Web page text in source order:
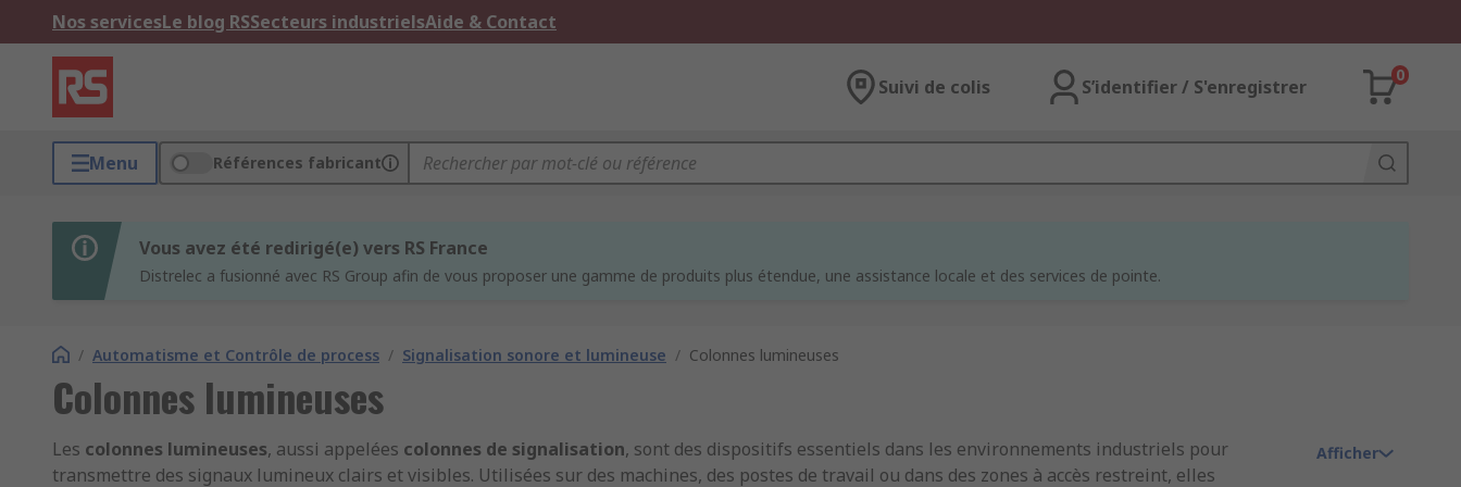
Nos servicesLe blog RSSecteurs industrielsAide & Contact
Suivi de colis S’identifier / S'enregistrer
0
Menu Références fabricant
Vous avez été redirigé(e) vers RS France
Distrelec a fusionné avec RS Group afin de vous proposer une gamme de produits plus étendue, une assistance locale et des services de pointe.
/ Automatisme et Contrôle de process / Signalisation sonore et lumineuse / Colonnes lumineuses
Colonnes lumineuses
Les colonnes lumineuses, aussi appelées colonnes de signalisation, sont des dispositifs essentiels dans les environnements industriels pour
transmettre des signaux lumineux clairs et visibles. Utilisées sur des machines, des postes de travail ou dans des zones à accès restreint, elles
Afficher